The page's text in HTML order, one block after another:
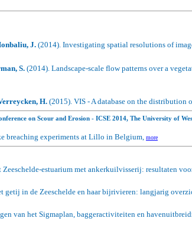
J. (2014). Investigating spatial resolutions of
S. (2014). Landscape-scale flow patterns over a
H. (2015). VIS - A database on the distribution
on Scour and Erosion - ICSE 2014, The University of
breaching experiments at Lillo in Belgium, more
estuarium met ankerkuilvisserij: resultaten
getij in de Zeeschelde en haar bijrivieren: langjarig
van het Sigmaplan, baggeractiviteiten en